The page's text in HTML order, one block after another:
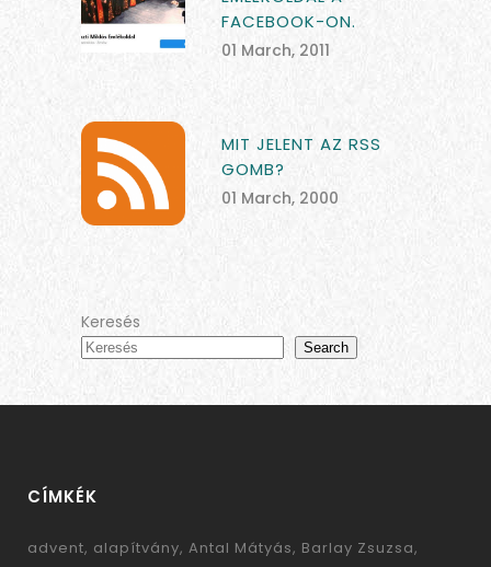
FACEBOOK-ON.
01 March, 2011
MIT JELENT AZ RSS
GOMB?
01 March, 2000
Keresés
Search
CÍMKÉK
advent alapítvány Antal Mátyás Barlay Zsuzsa